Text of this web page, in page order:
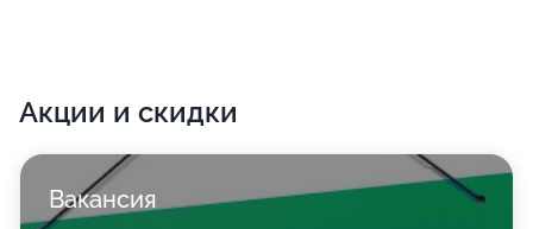
Акции и скидки
Вакансия